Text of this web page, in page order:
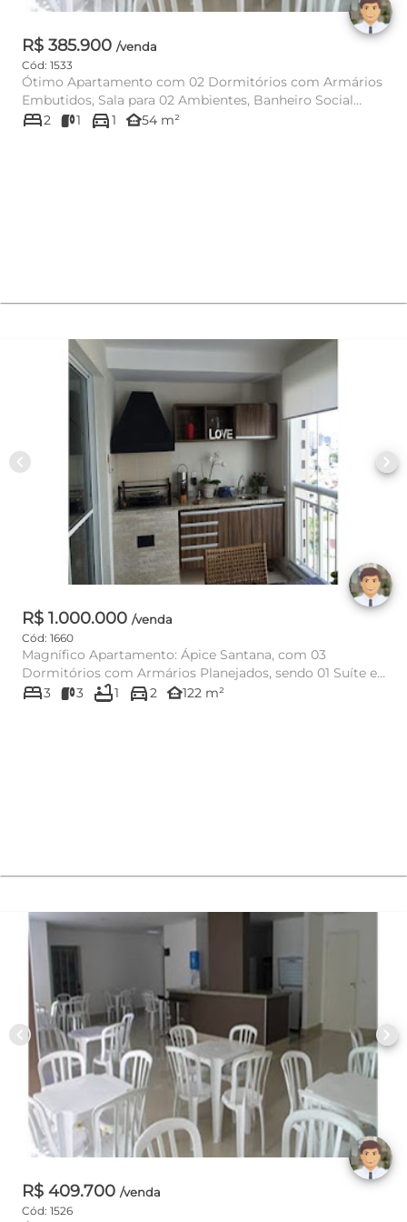
R$ 385.900 /venda
Cód: 1533
Ótimo Apartamento com 02 Dormitórios com Armários
Embutidos, Sala para 02 Ambientes, Banheiro Social
com Box e Armários...
bed2 1 directions_car1 other_houses54 m²
chevron_left chevron_right
R$ 1.000.000 /venda
Cód: 1660
Magnífico Apartamento: Ápice Santana, com 03
Dormitórios com Armários Planejados, sendo 01 Suíte e
Closet, com Gabinete...
bed3 3 bathtub1 directions_car2 other_houses122 m²
chevron_left chevron_right
R$ 409.700 /venda
Cód: 1526